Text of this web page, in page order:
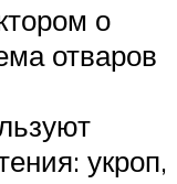
о
отваров
укроп,